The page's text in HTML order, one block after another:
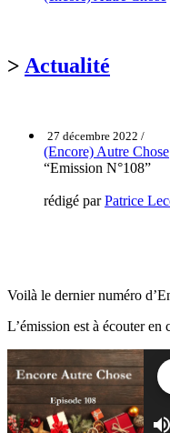
> Actualité
27 décembre 2022 /
(Encore) Autre Chose
“Emission N°108”
rédigé parPatrice
Voilà le dernier numéro
L’émission est à écouter en